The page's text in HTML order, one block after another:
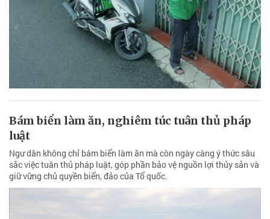
Bám biển làm ăn, nghiêm túc tuân thủ pháp
luật
Ngư dân không chỉ bám biển làm ăn mà còn ngày càng ý thức sâu
sắc việc tuân thủ pháp luật, góp phần bảo vệ nguồn lợi thủy sản và
giữ vững chủ quyền biển, đảo của Tổ quốc.